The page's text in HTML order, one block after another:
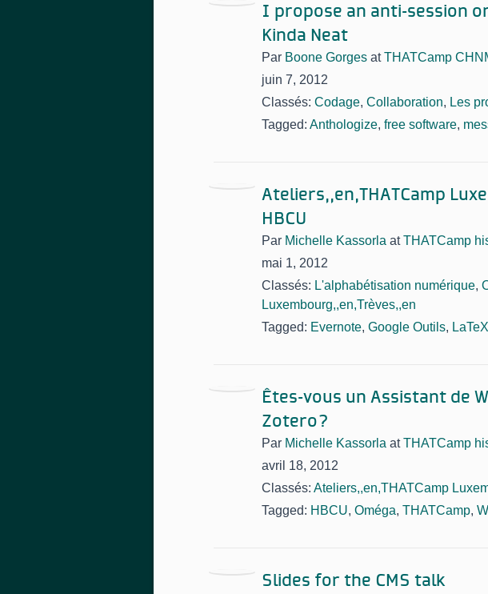
I propose an anti-session
Kinda Neat
Par Boone Gorges atTHATCamp
juin 7, 2012
Classés: Codage, Collaboration, Les
Tagged: Anthologize, free software,
Ateliers,,en,THATCamp
HBCU
Par Michelle Kassorla atTHATCamp
mai 1, 2012
Classés: L'alphabétisation numérique,
Luxembourg,,en,Trèves,,en
Tagged: Evernote, Google Outils, LaTeX
Êtes-vous un Assistant de
Zotero?
Par Michelle Kassorla atTHATCamp
avril 18, 2012
Classés: Ateliers,,en,THATCamp
Tagged: HBCU, Oméga, THATCamp,
Slides for the CMS talk